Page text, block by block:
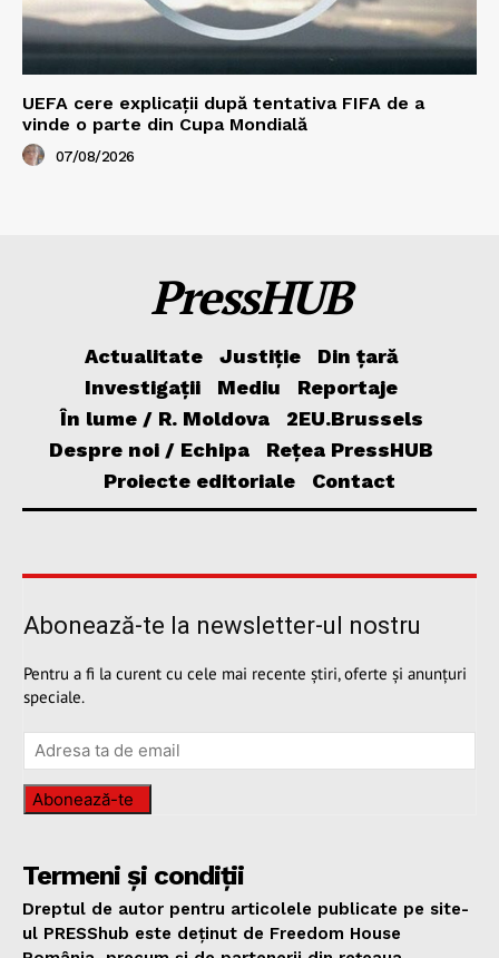
UEFA cere explicații după tentativa FIFA de a
vinde o parte din Cupa Mondială
07/08/2026
PressHUB
Actualitate Justiție
Din țară
Investigații
Mediu
Reportaje
În lume / R. Moldova
2EU.Brussels
Despre noi / Echipa
Rețea PressHUB
Proiecte editoriale
Contact
Abonează-te la newsletter-ul nostru
Pentru a fi la curent cu cele mai recente știri, oferte și anunțuri
speciale.
Abonează-te
Termeni și condiții
Dreptul de autor pentru articolele publicate pe site-
ul PRESShub este deținut de Freedom House